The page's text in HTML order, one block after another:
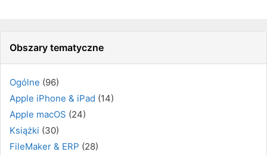
Obszary tematyczne
Ogólne (96)
Apple iPhone & iPad (14)
Apple macOS (24)
Książki (30)
FileMaker & ERP (28)